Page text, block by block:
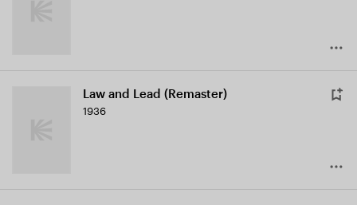
Law and Lead (Remaster)
1936